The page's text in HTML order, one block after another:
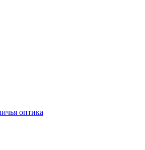
оптика